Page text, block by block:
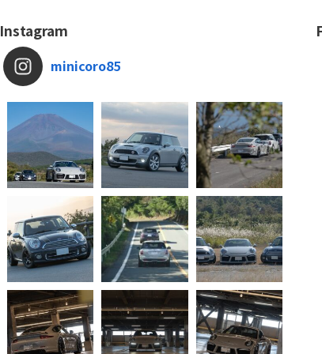
Instagram
minicoro85